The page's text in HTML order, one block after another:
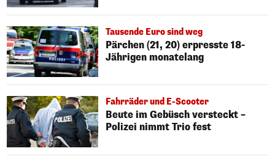
Tausende Euro sind weg
Pärchen (21, 20) erpresste 18-
Jährigen monatelang
Fahrräder und E-Scooter
Beute im Gebüsch versteckt –
Polizei nimmt Trio fest